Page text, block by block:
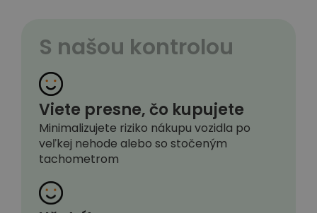
S našou kontrolou
Viete presne, čo kupujete
Minimalizujete riziko nákupu vozidla po
veľkej nehode alebo so stočeným
tachometrom